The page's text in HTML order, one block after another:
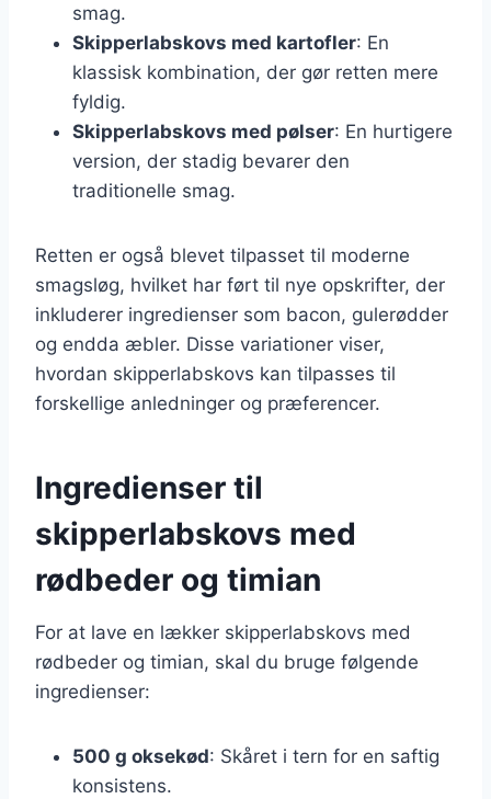
smag.
Skipperlabskovs med kartofler: En
klassisk kombination, der gør retten mere
fyldig.
Skipperlabskovs med pølser: En hurtigere
version, der stadig bevarer den
traditionelle smag.
Retten er også blevet tilpasset til moderne
smagsløg, hvilket har ført til nye opskrifter, der
inkluderer ingredienser som bacon, gulerødder
og endda æbler. Disse variationer viser,
hvordan skipperlabskovs kan tilpasses til
forskellige anledninger og præferencer.
Ingredienser til
skipperlabskovs med
rødbeder og timian
For at lave en lækker skipperlabskovs med
rødbeder og timian, skal du bruge følgende
ingredienser:
500 g oksekød: Skåret i tern for en saftig
konsistens.